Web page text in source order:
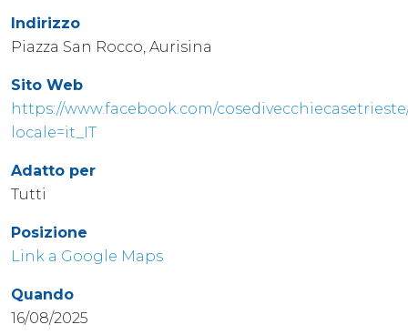
Indirizzo
Piazza San Rocco, Aurisina
Sito Web
https://www.facebook.com/
locale=it_IT
Adatto per
Tutti
Posizione
Link a Google Maps
Quando
16/08/2025